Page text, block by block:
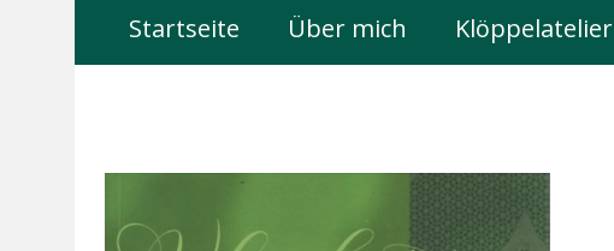
Startseite Über mich Klöppelatelier